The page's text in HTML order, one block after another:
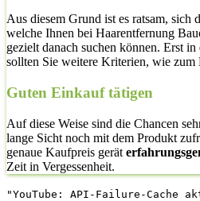
Aus diesem Grund ist es ratsam, sich
welche Ihnen bei Haarentfernung
gezielt danach suchen können. Erst
sollten Sie weitere Kriterien, wie zum
Guten Einkauf tätigen
Auf diese Weise sind die Chancen
lange Sicht noch mit dem Produkt
genaue Kaufpreis gerät
Zeit in Vergessenheit.
"YouTube: API-Failure-Cache